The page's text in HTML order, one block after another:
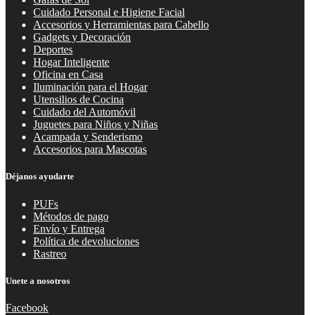
Cuidado Personal e Higiene Facial
Accesorios y Herramientas para Cabello
Gadgets y Decoración
Deportes
Hogar Inteligente
Oficina en Casa
Iluminación para el Hogar
Utensilios de Cocina
Cuidado del Automóvil
Juguetes para Niños y Niñas
Acampada y Senderismo
Accesorios para Mascotas
Déjanos ayudarte
PUFs
Métodos de pago
Envío y Entrega
Política de devoluciones
Rastreo
Unete a nosotros
Facebook